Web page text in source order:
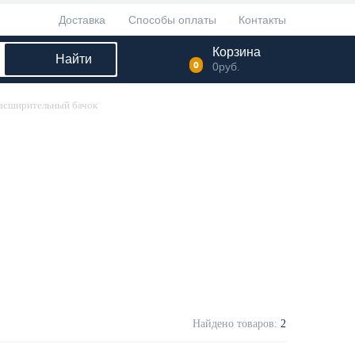
Доставка Способы оплаты Контакты
Найти 0
Корзина
0руб.
бачок
Найдено товаров: 2